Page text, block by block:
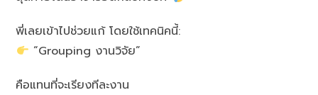
พี่เลยเข้าไปช่วยแก้ โดยใช้เทคนิคนี้:
“Grouping งานวิจัย”
คือแทนที่จะเรียงทีละงาน